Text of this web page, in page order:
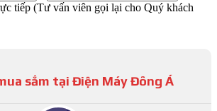
tiếp (Tư vấn viên gọi lại cho Quý khách
sắm tại Điện Máy Đông Á